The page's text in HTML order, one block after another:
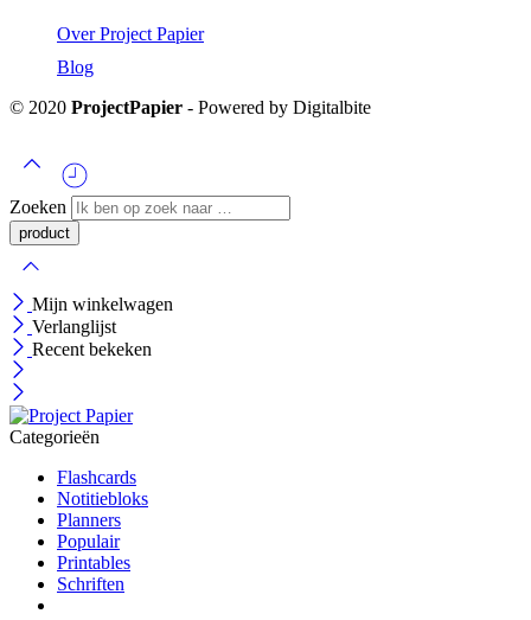
Over Project Papier
Blog
© 2020 ProjectPapier - Powered by Digitalbite
Zoeken
Mijn winkelwagen
Verlanglijst
Recent bekeken
Categorieën
Flashcards
Notitiebloks
Planners
Populair
Printables
Schriften